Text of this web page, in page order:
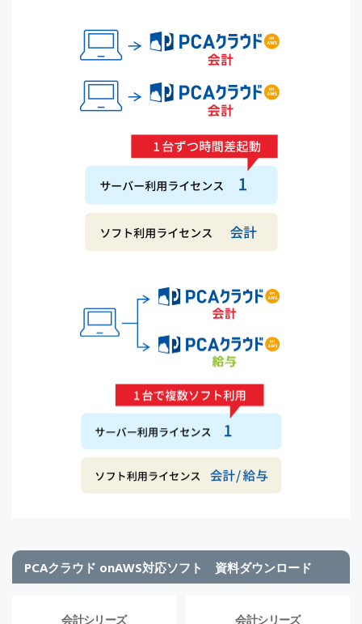
PCAクラウド onAWS対応ソフト 資料ダウンロード
会計シリーズ 会計シリーズ